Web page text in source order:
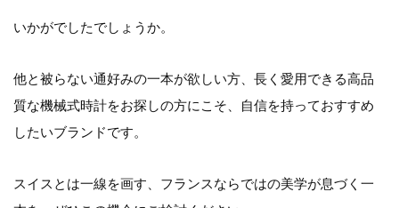
いかがでしたでしょうか。
他と被らない通好みの一本が欲しい方、長く愛用できる高品
質な機械式時計をお探しの方にこそ、自信を持っておすすめ
したいブランドです。
スイスとは一線を画す、フランスならではの美学が息づく一